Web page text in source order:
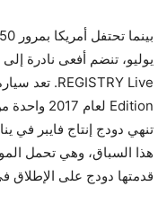
هذا السباق، وهي تحمل
قدمتها دودج على الإطلاق